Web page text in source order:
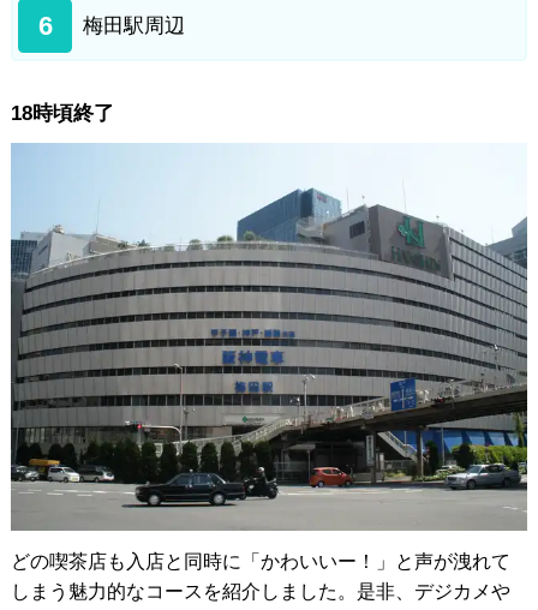
6 梅田駅周辺
18時頃終了
どの喫茶店も入店と同時に「かわいいー！」と声が洩れて
しまう魅力的なコースを紹介しました。是非、デジカメや